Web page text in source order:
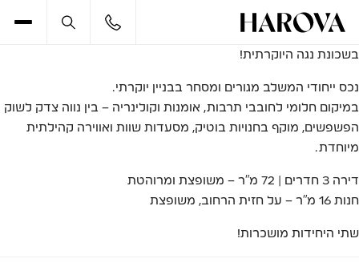
בשכונת נגה היוקרתית!
נכס ייחודי המשלב מגורים ומסחר בבניין יוקרתי.
במיקום חלומי לחובבי תרבות, אומנות וקולינריה – בין נווה צדק לשוק
הפשפשים, מוקף בחנויות בוטיק, מסעדות שוות ואווירה קהילתית
מיוחדת.
דירה 3 חדרים | 72 מ”ר – משופצת ומרוהטת
חנות 16 מ”ר – על חזית הרחוב, משופצת
שתי היחידות מושכרות!